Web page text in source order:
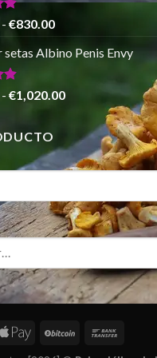
€140.00
hasta
€745.00
- €830.00Rango
precios:
€165.00
€830.00
Albino Penis Envy
- €1,020.00Rango
precios:
desde
€200.00